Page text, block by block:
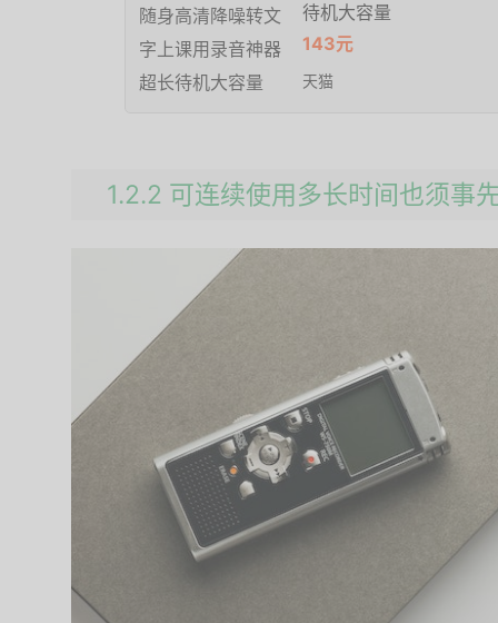
待机大容量
143元
天猫
1.2.2 可连续使用多长时间也须事